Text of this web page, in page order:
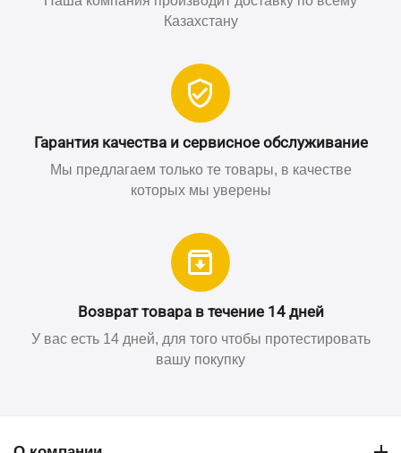
Казахстану
Гарантия качества и сервисное обслуживание
Мы предлагаем только те товары, в качестве
которых мы уверены
Возврат товара в течение 14 дней
У вас есть 14 дней, для того чтобы протестировать
вашу покупку